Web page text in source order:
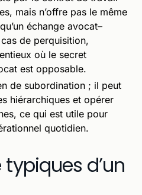
mais n’offre pas le même
échange avocat–
de perquisition,
où le secret
est opposable.
de subordination ; il peut
hiérarchiques et opérer
ce qui est utile pour
quotidien.
d’un